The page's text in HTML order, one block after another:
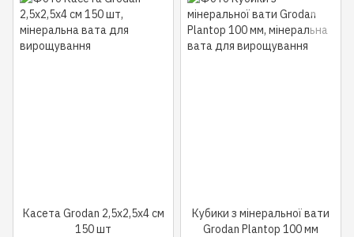
Касета Grodan 2,5x2,5x4 см
150 шт
Кубики з мінеральної вати
Grodan Plantop 100 мм